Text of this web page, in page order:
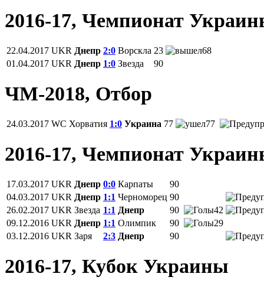
2016-17, Чемпионат
22.04.2017 UKR Днепр 2:0 Ворскла 23
68
01.04.2017 UKR Днепр 1:0 Звезда 90
ЧМ-2018, Отбор
24.03.2017 WC Хорватия 1:0 Украина 77 77
2016-17, Чемпионат
17.03.2017 UKR Днепр 0:0 Карпаты
90
04.03.2017 UKR Днепр 1:1 Черноморец 90
26.02.2017 UKR Звезда 1:1 Днепр 90
42
09.12.2016 UKR Днепр 1:1 Олимпик 90
29
03.12.2016 UKR Заря 2:3 Днепр 90
2016-17, Кубок Украины